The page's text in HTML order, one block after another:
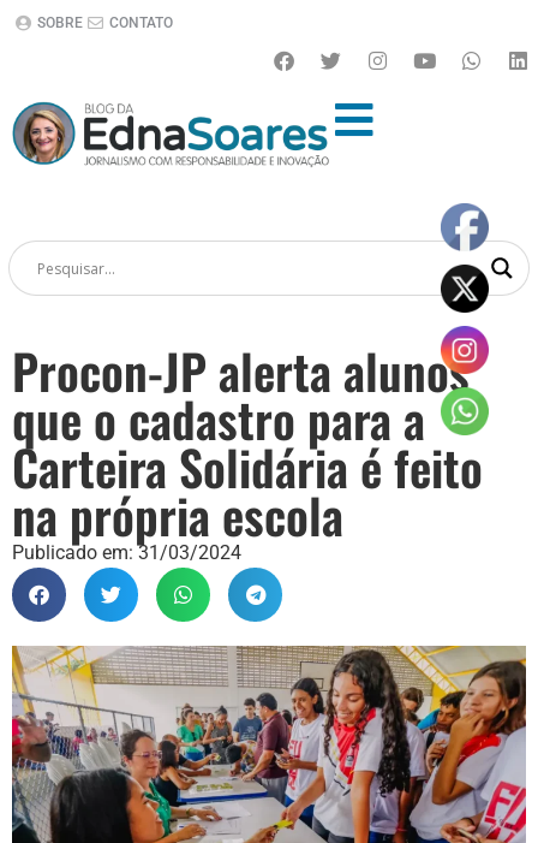
SOBRE CONTATO
Procon-JP alerta alunos
que o cadastro para a
Carteira Solidária é feito
na própria escola
Publicado em:31/03/2024